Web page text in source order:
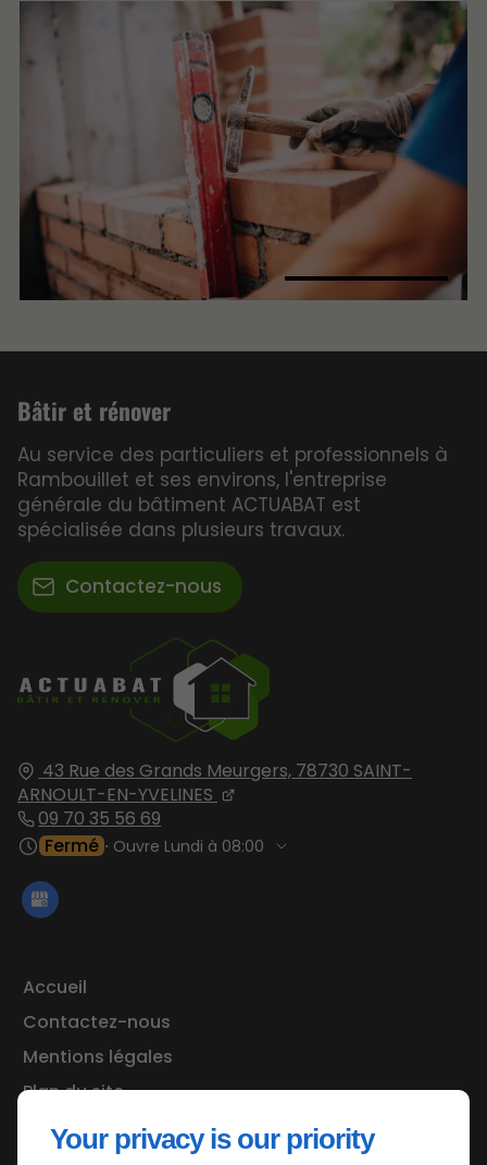
Your privacy is our priority
43 Rue des Grands Meurgers, 78730 SAINT-
ARNOULT-EN-YVELINES
09 70 35 56 69
Fermé ⋅ Ouvre Lundi à 08:00
Accueil
Contactez-nous
Mentions légales
Plan du site
Bâtir et rénover
Au service des particuliers et professionnels à
Rambouillet et ses environs, l'entreprise
générale du bâtiment ACTUABAT est
spécialisée dans plusieurs travaux.
Contactez-nous